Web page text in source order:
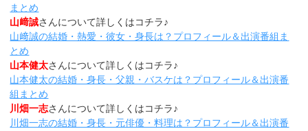
まとめ
山﨑誠さんについて詳しくはコチラ♪
山﨑誠の結婚・熱愛・彼女・身長は？プロフィール＆出演番組ま
とめ
山本健太さんについて詳しくはコチラ♪
山本健太の結婚・身長・父親・バスケは？プロフィール＆出演番
組まとめ
川畑一志さんについて詳しくはコチラ♪
川畑一志の結婚・身長・元俳優・料理は？プロフィール＆出演番